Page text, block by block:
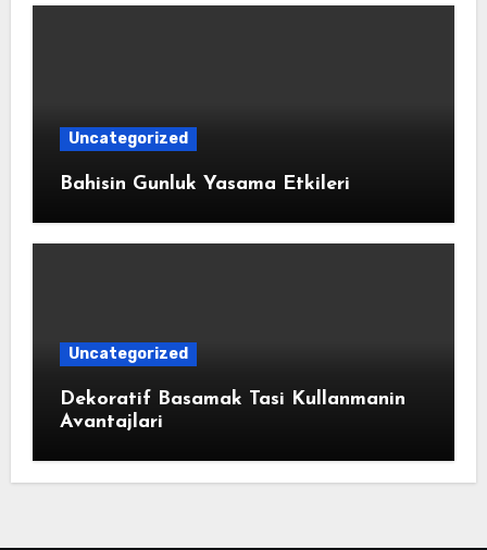
Uncategorized
Bahisin Gunluk Yasama Etkileri
Uncategorized
Dekoratif Basamak Tasi Kullanmanin
Avantajlari